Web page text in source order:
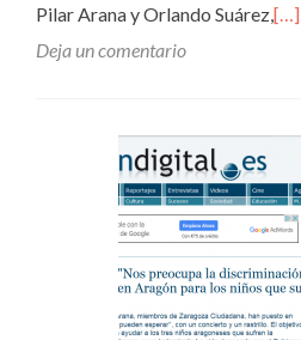
Pilar Arana y Orlando Suárez,[…]
Deja un comentario